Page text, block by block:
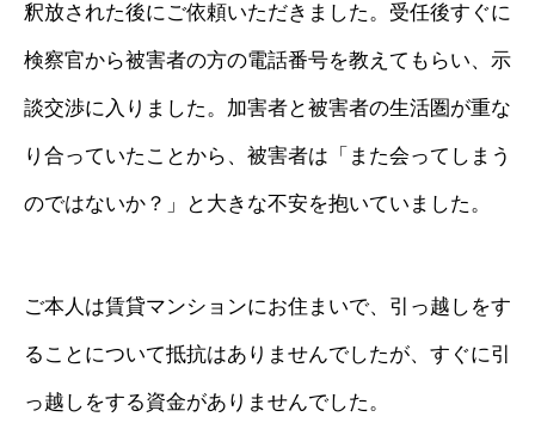
釈放された後にご依頼いただきました。受任後すぐに
検察官から被害者の方の電話番号を教えてもらい、示
談交渉に入りました。加害者と被害者の生活圏が重な
り合っていたことから、被害者は「また会ってしまう
のではないか？」と大きな不安を抱いていました。
ご本人は賃貸マンションにお住まいで、引っ越しをす
ることについて抵抗はありませんでしたが、すぐに引
っ越しをする資金がありませんでした。